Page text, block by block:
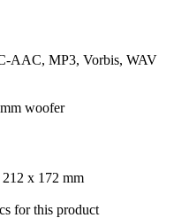
AAC, MP3, Vorbis, WAV
woofer
x 172 mm
for this product